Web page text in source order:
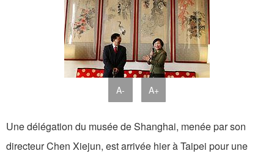
A- A+
Une délégation du musée de Shanghai, menée par son
directeur Chen Xiejun, est arrivée hier à Taipei pour une